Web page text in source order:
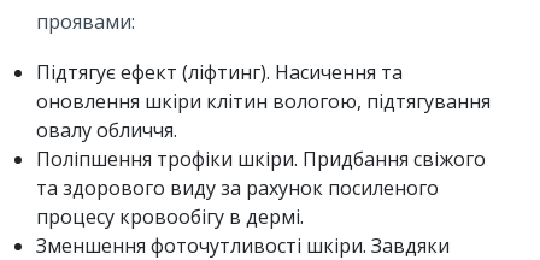
проявами:
Підтягує ефект (ліфтинг). Насичення та
оновлення шкіри клітин вологою, підтягування
овалу обличчя.
Поліпшення трофіки шкіри. Придбання свіжого
та здорового виду за рахунок посиленого
процесу кровообігу в дермі.
Зменшення фоточутливості шкіри. Завдяки